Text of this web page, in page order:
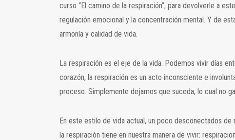
curso “El camino de la respiración”, para devolverle a
regulación emocional y la concentración mental. Y de
armonía y calidad de vida.
La respiración es el eje de la vida. Podemos vivir días
corazón, la respiración es un acto inconsciente e
proceso. Simplemente dejamos que suceda, lo cual no
En este estilo de vida actual, un poco desconectados
la respiración tiene en nuestra manera de vivir: